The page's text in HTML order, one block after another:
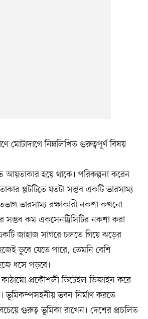
মোটাদাগে নিম্নলিখিত গুরুত্বপূর্ণ বিষয়
আয়তাকার হয়ে থাকে। পরিকল্পনা করেন
প্লটটিতে যতটা সম্ভব একটি ভারসাম্য
ভারসাম্য রক্ষাকারী নকশা কখনো
কম একসেনট্রিসিটির নকশা করা
জাহাজ সাগরে চলতে গিয়ে ঝড়ের
ডুবে যেতে পারে, তেমনি বেশি
ধসে পড়বে।
প্রকৌশলী ডিটেইল ডিজাইন করে
ভূমিকম্পসহনীয় ভবন নির্মাণ করতে
গুরুত্ব ভূমিকা রাখেন। দেশের প্রচলিত